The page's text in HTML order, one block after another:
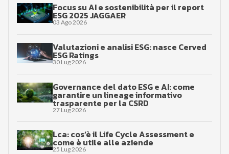
Focus su AI e sostenibilità per il report
ESG 2025 JAGGAER
03 Ago 2026
Valutazioni e analisi ESG: nasce Cerved
ESG Ratings
30 Lug 2026
Governance del dato ESG e AI: come
garantire un lineage informativo
trasparente per la CSRD
27 Lug 2026
Lca: cos’è il Life Cycle Assessment e
come è utile alle aziende
25 Lug 2026